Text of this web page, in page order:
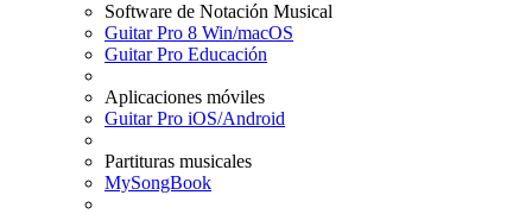
Software de Notación Musical
Guitar Pro 8 Win/macOS
Guitar Pro Educación
Aplicaciones móviles
Guitar Pro iOS/Android
Partituras musicales
MySongBook